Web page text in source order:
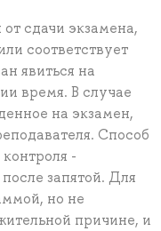
сдачи экзамена,
соответствует
явиться на
время. В случае
на экзамен,
Способ
-
запятой. Для
но не
причине, и